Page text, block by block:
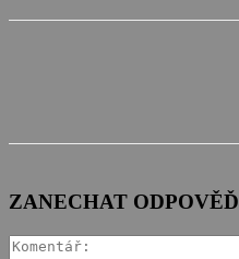
ZANECHAT ODPOVĚĎ